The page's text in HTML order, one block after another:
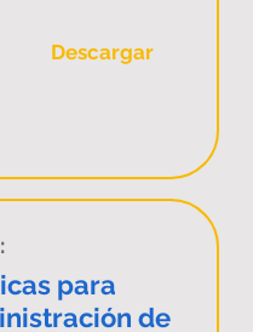
Descargar
para
de